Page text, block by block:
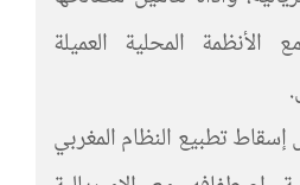
الأنظمة المحلية العميلة
تطبيع النظام المغربي